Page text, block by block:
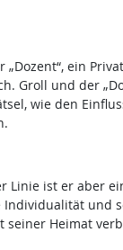
ein
Groll und der
wie den
ist er aber
Individualität und
Heimat